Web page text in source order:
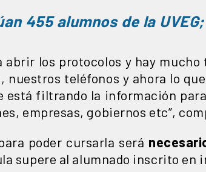
455 alumnos de la
los protocolos y hay
teléfonos y ahora lo
está filtrando la información
empresas, gobiernos etc”,
poder cursarla será
supere al alumnado inscrito